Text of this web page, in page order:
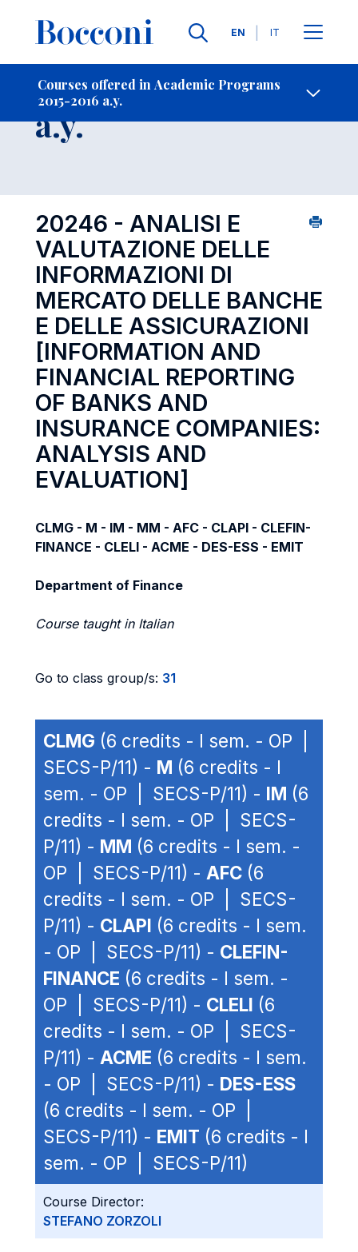
Languages
EN IT
Courses offered in Academic Programs
2015-2016 a.y.
- Contact Us
Course 2015-2016
a.y.
20246 - ANALISI E
VALUTAZIONE DELLE
INFORMAZIONI DI
MERCATO DELLE BANCHE
E DELLE ASSICURAZIONI
[INFORMATION AND
FINANCIAL REPORTING
OF BANKS AND
INSURANCE COMPANIES:
ANALYSIS AND
EVALUATION]
CLMG - M - IM - MM - AFC - CLAPI - CLEFIN-
FINANCE - CLELI - ACME - DES-ESS - EMIT
Department of Finance
Course taught in Italian
Go to class group/s: 31
CLMG (6 credits - I sem. - OP |
SECS-P/11) - M (6 credits - I
sem. - OP | SECS-P/11) - IM (6
credits - I sem. - OP | SECS-
P/11) - MM (6 credits - I sem. -
OP | SECS-P/11) - AFC (6
credits - I sem. - OP | SECS-
P/11) - CLAPI (6 credits - I sem.
- OP | SECS-P/11) - CLEFIN-
FINANCE (6 credits - I sem. -
OP | SECS-P/11) - CLELI (6
credits - I sem. - OP | SECS-
P/11) - ACME (6 credits - I sem.
- OP | SECS-P/11) - DES-ESS
(6 credits - I sem. - OP |
SECS-P/11) - EMIT (6 credits - I
sem. - OP | SECS-P/11)
Course Director:
STEFANO ZORZOLI